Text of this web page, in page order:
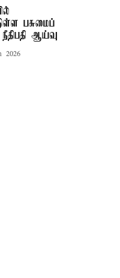
பசுமைப்
ஆய்வு
2026